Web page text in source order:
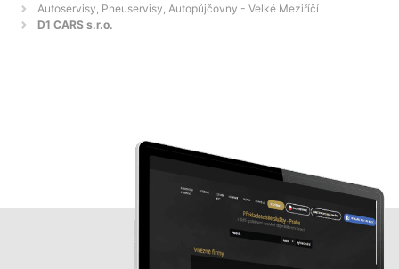
Autoservisy, Pneuservisy, Autopůjčovny - Velké Meziříčí
D1 CARS s.r.o.